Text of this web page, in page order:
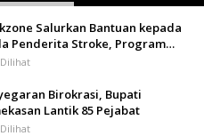
Salurkan Bantuan kepada
Penderita Stroke, Program
Masuki Hari ke-61
Birokrasi, Bupati
Lantik 85 Pejabat